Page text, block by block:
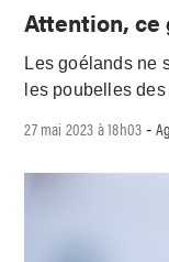
Attention, ce
Les goélands ne
les poubelles
27 mai 2023 à 18h03 -